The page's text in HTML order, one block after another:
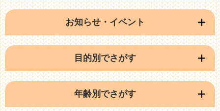
お知らせ・イベント
目的別でさがす
年齢別でさがす